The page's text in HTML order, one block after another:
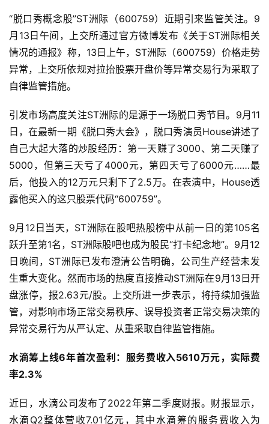
“脱口秀概念股”ST洲际（600759）近期引来监管关注。9
月13日午间，上交所通过官方微博发布《关于ST洲际相关
情况的通报》称，13日上午，ST洲际（600759）价格走势
异常，上交所依规对拉抬股票开盘价等异常交易行为采取了
自律监管措施。
引发市场高度关注ST洲际的是源于一场脱口秀节目。9月11
日，在最新一期《脱口秀大会》，脱口秀演员House讲述了
自己大起大落的炒股经历：第一天赚了3000、第二天赚了
5000，但第三天亏了4000元，第四天亏了6000元……最
后，他投入的12万元只剩下了2.5万。在表演中，House透
露他买入的这只股票代码“600759”。
9月12日当天，ST洲际在股吧热股榜中从前一日的第105名
跃升至第1名，ST洲际股吧也成为股民“打卡纪念地”。9月12
日晚间，ST洲际已发布澄清公告明确，公司生产经营未发
生重大变化。然而市场的热度直接推动ST洲际在9月13日开
盘涨停，报2.63元/股。上交所进一步表示，将持续加强监
管，对影响市场正常交易秩序、误导投资者正常交易决策的
异常交易行为从严认定、从重采取自律监管措施。
水滴筹上线6年首次盈利：服务费收入5610万元，实际费
率2.3%
近日，水滴公司发布了2022年第二季度财报。财报显示，
水滴Q2整体营收7.01亿元，其中水滴筹的服务费收入为